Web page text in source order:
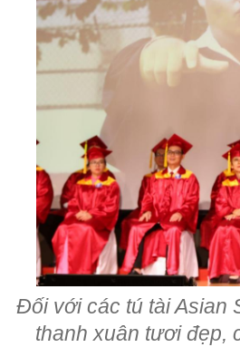
Đối với các tú tài Asian
thanh xuân tươi đẹp,